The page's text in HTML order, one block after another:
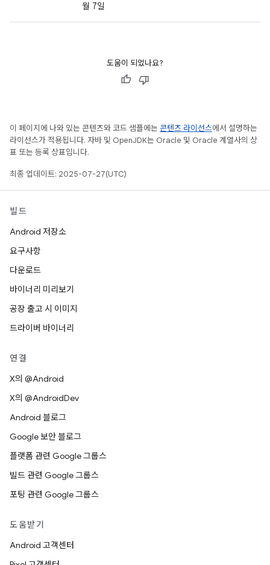
월 7일
도움이 되었나요?
이 페이지에 나와 있는 콘텐츠와 코드 샘플에는 콘텐츠 라이선스에서 설명하는
라이선스가 적용됩니다. 자바 및 OpenJDK는 Oracle 및 Oracle 계열사의 상
표 또는 등록 상표입니다.
최종 업데이트: 2025-07-27(UTC)
빌드
Android 저장소
요구사항
다운로드
바이너리 미리보기
공장 출고 시 이미지
드라이버 바이너리
연결
X의 @Android
X의 @AndroidDev
Android 블로그
Google 보안 블로그
플랫폼 관련 Google 그룹스
빌드 관련 Google 그룹스
포팅 관련 Google 그룹스
도움받기
Android 고객센터